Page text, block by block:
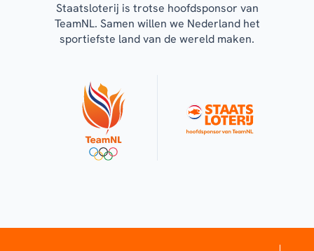
Staatsloterij is trotse hoofdsponsor van
TeamNL. Samen willen we Nederland het
sportiefste land van de wereld maken.